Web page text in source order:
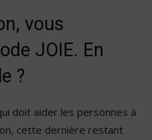
vous
JOIE. En
?
doit aider les personnes à
cette dernière restant